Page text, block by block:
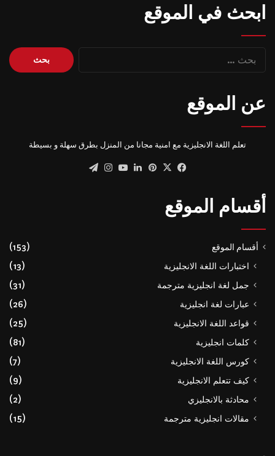
ابحث في الموقع
البحث
عن:
عن الموقع
تعلم اللغة الانجليزية مع امنية مجانا من المنزل بطرق سهلة و بسيطة
فيسبوك
‫X بينتيريست
لينكدإن‫YouTube
انستقرام
أقسام الموقع
أقسام الموقع (153)
اختبارات اللغة الانجليزية
(13)
جمل لغة انجليزية مترجمة
(31)
عبارات لغة انجليزية
(26)
قواعد اللغة الانجليزية
(25)
كلمات انجليزية
(81)
كورس اللغة الانجليزية
(7)
كيف تتعلم الانجليزية
(9)
محادثة بالانجليزي
(2)
مقالات انجليزية مترجمة
(15)